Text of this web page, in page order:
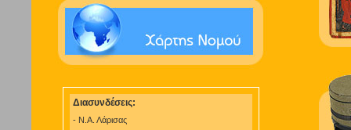
Διασυνδέσεις:
- Ν.Α. Λάρισας